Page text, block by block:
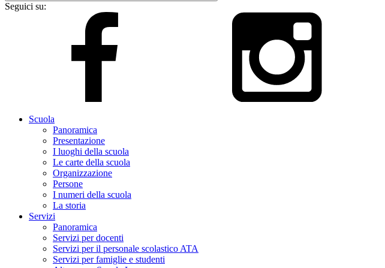
Seguici su:
Scuola
Panoramica
Presentazione
I luoghi della scuola
Le carte della scuola
Organizzazione
Persone
I numeri della scuola
La storia
Servizi
Panoramica
Servizi per docenti
Servizi per il personale scolastico ATA
Servizi per famiglie e studenti